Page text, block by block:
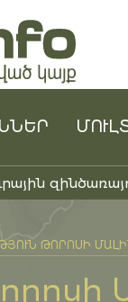
ԹՈՐՈՍԻ